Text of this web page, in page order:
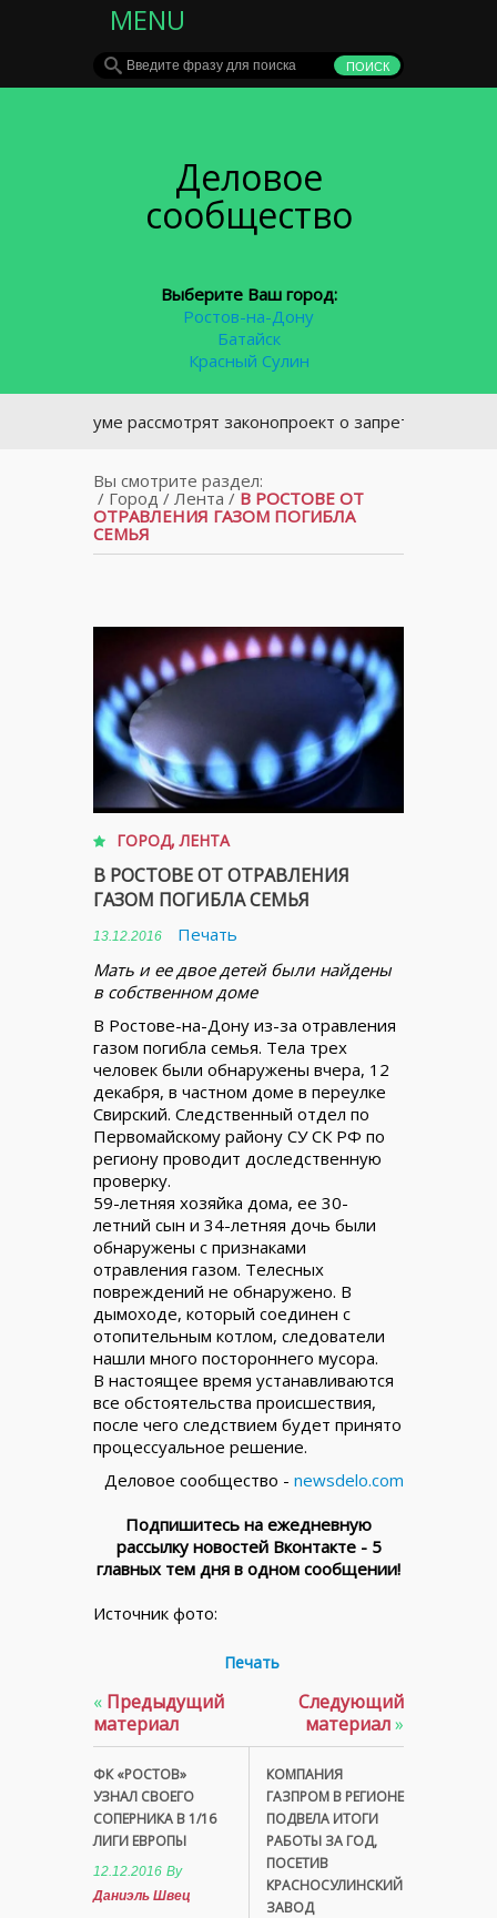
MENU
Деловое
сообщество
Выберите Ваш город:
Ростов-на-Дону
Батайск
Красный Сулин
Госдуме рассмотрят законопроект о запрете курения у
Вы смотрите раздел:
/ Город/ Лента / В РОСТОВЕ ОТ
ОТРАВЛЕНИЯ ГАЗОМ ПОГИБЛА
СЕМЬЯ
ГОРОД,ЛЕНТА
В РОСТОВЕ ОТ ОТРАВЛЕНИЯ
ГАЗОМ ПОГИБЛА СЕМЬЯ
13.12.2016
Печать
Мать и ее двое детей были найдены
в собственном доме
В Ростове-на-Дону из-за отравления
газом погибла семья. Тела трех
человек были обнаружены вчера, 12
декабря, в частном доме в переулке
Свирский. Следственный отдел по
Первомайскому району СУ СК РФ по
региону проводит доследственную
проверку.
59-летняя хозяйка дома, ее 30-
летний сын и 34-летняя дочь были
обнаружены с признаками
отравления газом. Телесных
повреждений не обнаружено. В
дымоходе, который соединен с
отопительным котлом, следователи
нашли много постороннего мусора.
В настоящее время устанавливаются
все обстоятельства происшествия,
после чего следствием будет принято
процессуальное решение.
Деловое сообщество - newsdelo.com
Подпишитесь на ежедневную
рассылку новостей Вконтакте - 5
главных тем дня в одном сообщении!
Источник фото:
Печать
« Предыдущий
материал
ФК «РОСТОВ»
УЗНАЛ СВОЕГО
СОПЕРНИКА В 1/16
ЛИГИ ЕВРОПЫ
12.12.2016 By
Даниэль Швец
Следующий
материал»
КОМПАНИЯ
ГАЗПРОМ В РЕГИОНЕ
ПОДВЕЛА ИТОГИ
РАБОТЫ ЗА ГОД,
ПОСЕТИВ
КРАСНОСУЛИНСКИЙ
ЗАВОД